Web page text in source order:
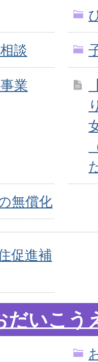
談
業
無償化
促進補
だいこう